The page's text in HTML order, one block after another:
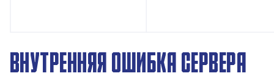
ВНУТРЕННЯЯ ОШИБКА СЕРВЕРА